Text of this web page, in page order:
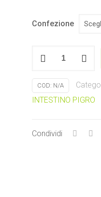
Confezione
delicato
regolarità
quantità
COD: N/A
INTESTINO PIGRO
Condividi